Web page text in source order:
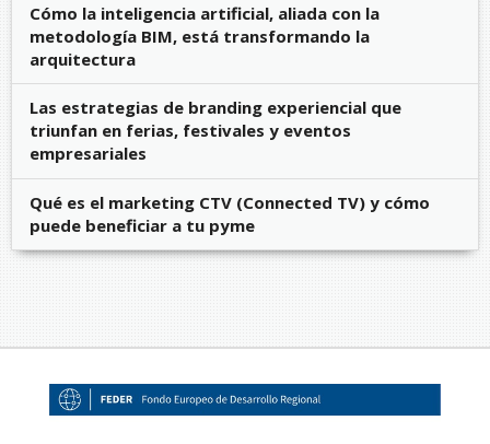
Cómo la inteligencia artificial, aliada con la
metodología BIM, está transformando la
arquitectura
Las estrategias de branding experiencial que
triunfan en ferias, festivales y eventos
empresariales
Qué es el marketing CTV (Connected TV) y cómo
puede beneficiar a tu pyme